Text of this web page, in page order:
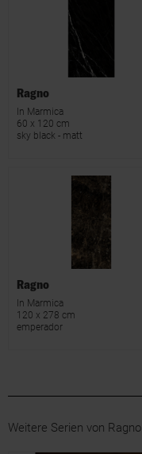
Ragno
In Marmica
60 x 120 cm
sky black - matt
Ragno
In Marmica
120 x 278 cm
emperador
Weitere Serien von Ragno